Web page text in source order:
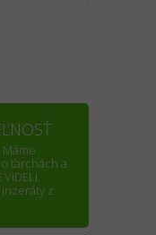
ťarchách a
z